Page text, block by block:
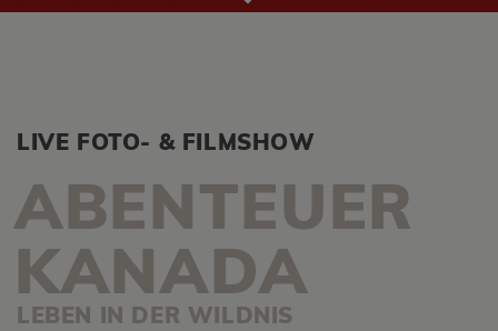
LIVE FOTO- & FILMSHOW
ABENTEUER
KANADA
LEBEN IN DER WILDNIS